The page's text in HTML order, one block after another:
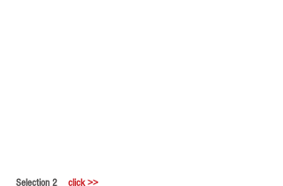
Selection 2 click >>